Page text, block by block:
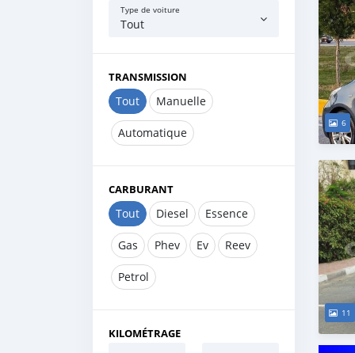
Type de voiture
Tout
TRANSMISSION
Tout Manuelle
Automatique
CARBURANT
Tout Diesel Essence
Gas Phev Ev Reev
Petrol
KILOMÉTRAGE
6
11